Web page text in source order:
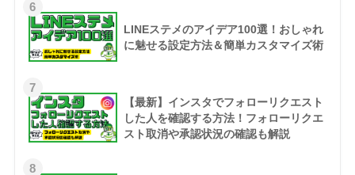
6
LINEステメのアイデア100選！おしゃれ
に魅せる設定方法＆簡単カスタマイズ術
7
【最新】インスタでフォローリクエスト
した人を確認する方法！フォローリクエ
スト取消や承認状況の確認も解説
8